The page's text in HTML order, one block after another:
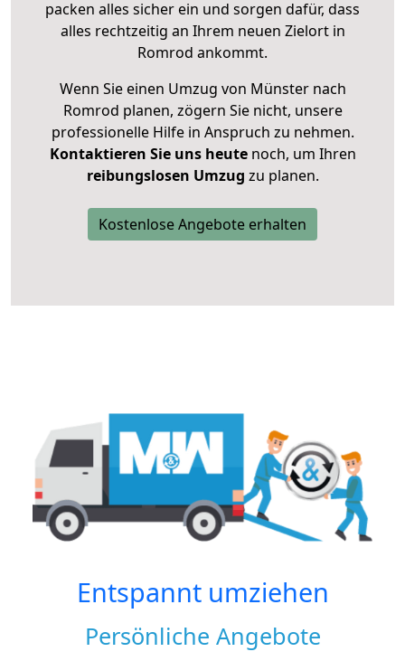
packen alles sicher ein und sorgen dafür, dass
alles rechtzeitig an Ihrem neuen Zielort in
Romrod ankommt.
Wenn Sie einen Umzug von Münster nach
Romrod planen, zögern Sie nicht, unsere
professionelle Hilfe in Anspruch zu nehmen.
Kontaktieren Sie uns heutenoch, um Ihren
reibungslosen Umzug zu planen.
Kostenlose Angebote erhalten
Entspannt umziehen
Persönliche Angebote